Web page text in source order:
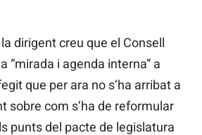
dirigent creu que el Consell
“mirada i agenda interna” a
que per ara no s’ha arribat a
sobre com s’ha de reformular
punts del pacte de legislatura